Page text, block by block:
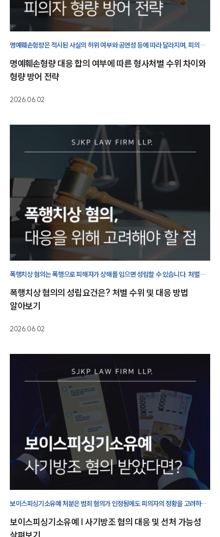
그룹소개
그룹소개
대륜의 강점
오시는 길
글로벌 파트너 로펌
통합검색
AI대륜
명예훼손형량은 적시된 사실의 허위 여부와 공연성 등에 따라 달라지며, 피의자
됩니다.
명예훼손형량 대응 합의 여부에 따른 형사처벌 수위 차이와
형량 방어 전략
2026.06.02
폭행치상 혐의는 폭행으로 피해자가 상해를 입으면 성립할 수 있습니다. 처벌
필요합니다.
폭행치상 혐의의 성립요건은? 처벌 수위 및 대응 방법
알아보기
2026.06.02
보이스피싱기소유예 처분은 범죄 혐의가 인정됨에도 피의자의 정황을 고려하여
필수적입니다.
보이스피싱기소유예 | 사기방조 혐의 대응 및 선처 가능성